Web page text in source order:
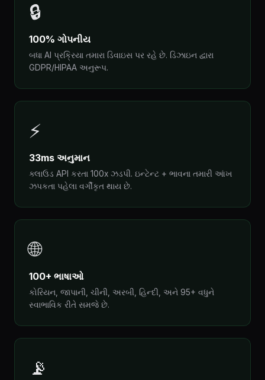
🔒
100% ગોપનીય
બધા AI પ્રક્રિયા તમારા ડિવાઇસ પર રહે છે. ડિઝાઇન દ્વારા
GDPR/HIPAA અનુરૂપ.
⚡
33ms અનુમાન
ક્લાઉડ API કરતા 100x ઝડપી. ઇન્ટેન્ટ + ભાવના તમારી આંખ
ઝપકતા પહેલા વર્ગીકૃત થાય છે.
🌐
100+ ભાષાઓ
કોરિયન, જાપાની, ચીની, અરબી, હિન્દી, અને 95+ વધુને
સ્વાભાવિક રીતે સમજે છે.
📡